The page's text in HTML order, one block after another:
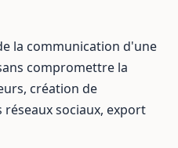
la communication d'une
compromettre la
création de
réseaux sociaux, export